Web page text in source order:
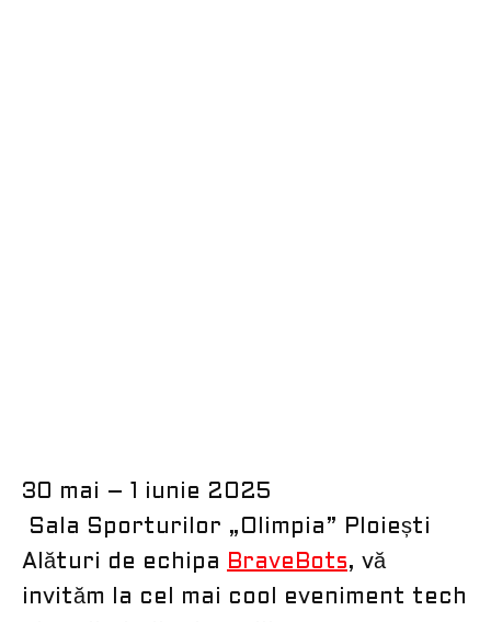
30 mai – 1 iunie 2025
Sala Sporturilor „Olimpia” Ploiești
Alături de echipa
BraveBots, vă
invităm la cel mai cool eveniment tech